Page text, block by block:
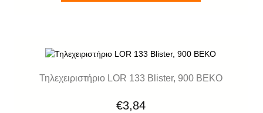
Τηλεχειριστήριο LOR 133 Blister, 900 BEKO
€3,84